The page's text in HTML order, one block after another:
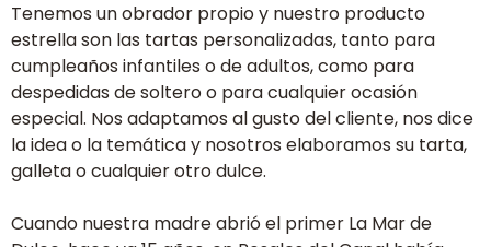
Tenemos un obrador propio y nuestro producto
estrella son las tartas personalizadas, tanto para
cumpleaños infantiles o de adultos, como para
despedidas de soltero o para cualquier ocasión
especial. Nos adaptamos al gusto del cliente, nos dice
la idea o la temática y nosotros elaboramos su tarta,
galleta o cualquier otro dulce.
Cuando nuestra madre abrió el primer La Mar de